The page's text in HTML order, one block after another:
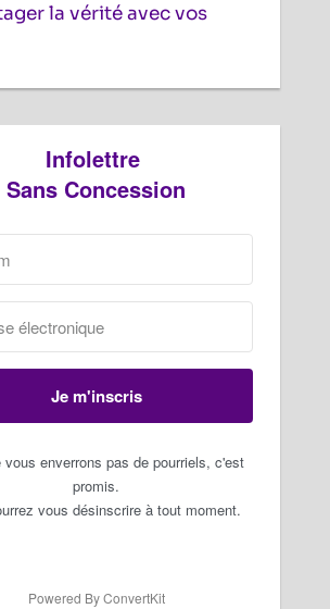
la vérité avec vos
Infolettre
Sans Concession
Je m'inscris
vous enverrons pas de pourriels, c'est
promis.
vous désinscrire à tout moment.
Powered By ConvertKit